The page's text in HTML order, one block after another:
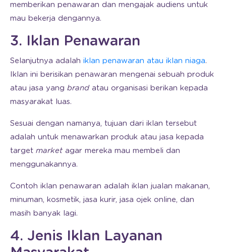
memberikan penawaran dan mengajak audiens untuk
mau bekerja dengannya.
3. Iklan Penawaran
Selanjutnya adalah iklan penawaran atau iklan niaga.
Iklan ini berisikan penawaran mengenai sebuah produk
atau jasa yang brand atau organisasi berikan kepada
masyarakat luas.
Sesuai dengan namanya, tujuan dari iklan tersebut
adalah untuk menawarkan produk atau jasa kepada
target marketagar mereka mau membeli dan
menggunakannya.
Contoh iklan penawaran adalah iklan jualan makanan,
minuman, kosmetik, jasa kurir, jasa ojek online, dan
masih banyak lagi.
4. Jenis Iklan Layanan